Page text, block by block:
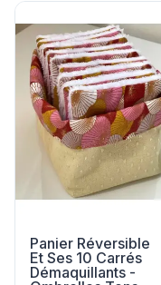
Panier Réversible
Et Ses 10 Carrés
Démaquillants -